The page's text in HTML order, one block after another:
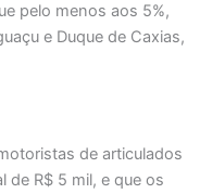
pelo menos aos 5%,
e Duque de Caxias,
de articulados
de R$ 5 mil, e que os